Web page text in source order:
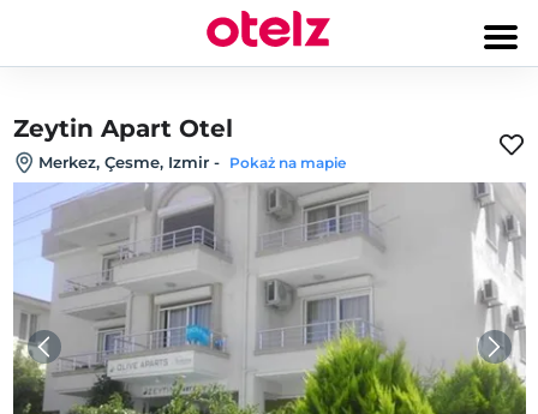
Zeytin Apart Otel
Merkez, Çesme, Izmir - Pokaż na mapie